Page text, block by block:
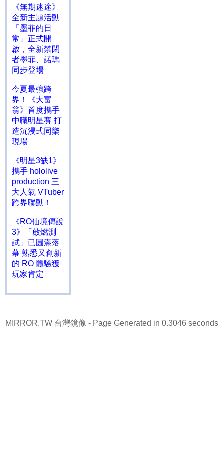
《無期迷途》
全新主題活動
「墨菲的日
常」正式開
啟，全新禁閉
者墨菲、諾瑪
同步登場
今夏最強跨
界！《大富
翁》首度攜手
中職明星賽 打
造沉浸式同樂
現場
《明星3缺1》
攜手 hololive
production 三
大人氣 VTuber
跨界聯動！
《RO仙境傳說
3》「啟燃測
試」已圓滿落
幕 熟悉又創新
的 RO 體驗獲
玩家肯定
MIRROR.TW 台灣鏡像 - Page Generated in 0.3046 seconds